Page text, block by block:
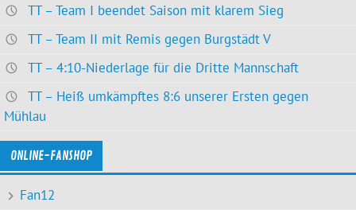
TT – Team I beendet Saison mit klarem Sieg
TT – Team II mit Remis gegen Burgstädt V
TT – 4:10-Niederlage für die Dritte Mannschaft
TT – Heiß umkämpftes 8:6 unserer Ersten gegen
Mühlau
ONLINE-FANSHOP
Fan12